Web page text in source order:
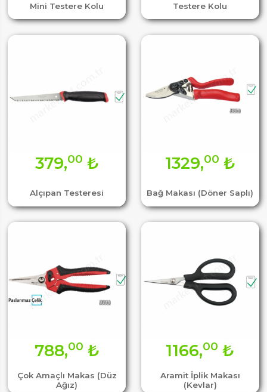
Mini Testere Kolu Testere Kolu
Alçıpan Testeresi
379,00 ₺
Bağ Makası (Döner Saplı)
1329,00 ₺
Çok Amaçlı Makas (Düz
Ağız)
788,00 ₺
Aramit İplik Makası
(Kevlar)
1166,00 ₺